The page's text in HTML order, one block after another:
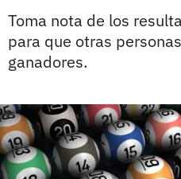
Toma nota de los
para que otras
ganadores.